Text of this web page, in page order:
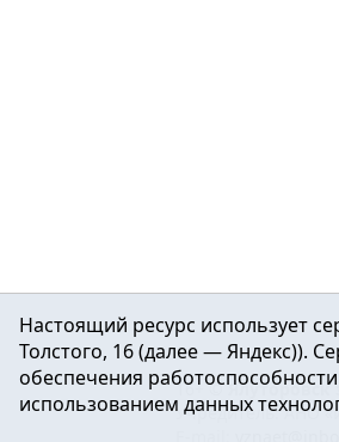
16+ ©Ялуторовск
Учредитель: АНО
Настоящий ресурс использует
Толстого, 16 (далее — Яндекс)).
обеспечения
использованием данных